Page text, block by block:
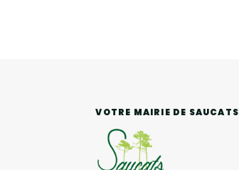
VOTRE MAIRIE DE SAUCATS